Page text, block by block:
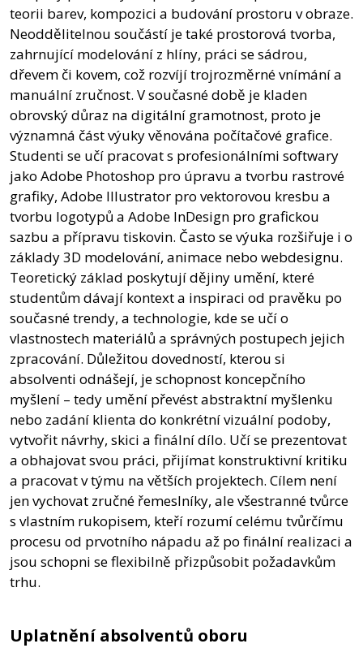
teorii barev, kompozici a budování prostoru v obraze.
Neoddělitelnou součástí je také prostorová tvorba,
zahrnující modelování z hlíny, práci se sádrou,
dřevem či kovem, což rozvíjí trojrozměrné vnímání a
manuální zručnost. V současné době je kladen
obrovský důraz na digitální gramotnost, proto je
významná část výuky věnována počítačové grafice.
Studenti se učí pracovat s profesionálními softwary
jako Adobe Photoshop pro úpravu a tvorbu rastrové
grafiky, Adobe Illustrator pro vektorovou kresbu a
tvorbu logotypů a Adobe InDesign pro grafickou
sazbu a přípravu tiskovin. Často se výuka rozšiřuje i o
základy 3D modelování, animace nebo webdesignu.
Teoretický základ poskytují dějiny umění, které
studentům dávají kontext a inspiraci od pravěku po
současné trendy, a technologie, kde se učí o
vlastnostech materiálů a správných postupech jejich
zpracování. Důležitou dovedností, kterou si
absolventi odnášejí, je schopnost koncepčního
myšlení – tedy umění převést abstraktní myšlenku
nebo zadání klienta do konkrétní vizuální podoby,
vytvořit návrhy, skici a finální dílo. Učí se prezentovat
a obhajovat svou práci, přijímat konstruktivní kritiku
a pracovat v týmu na větších projektech. Cílem není
jen vychovat zručné řemeslníky, ale všestranné tvůrce
s vlastním rukopisem, kteří rozumí celému tvůrčímu
procesu od prvotního nápadu až po finální realizaci a
jsou schopni se flexibilně přizpůsobit požadavkům
trhu.
Uplatnění absolventů oboru